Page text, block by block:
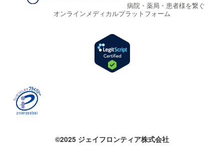
病院・薬局・患者様を繋ぐ
オンラインメディカルプラットフォーム
©2025 ジェイフロンティア株式会社